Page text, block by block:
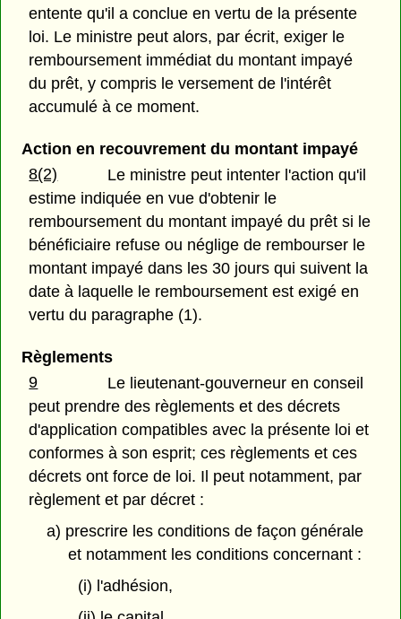
entente qu'il a conclue en vertu de la présente
loi. Le ministre peut alors, par écrit, exiger le
remboursement immédiat du montant impayé
du prêt, y compris le versement de l'intérêt
accumulé à ce moment.
Action en recouvrement du montant impayé
8(2)
Le ministre peut intenter l'action qu'il
estime indiquée en vue d'obtenir le
remboursement du montant impayé du prêt si le
bénéficiaire refuse ou néglige de rembourser le
montant impayé dans les 30 jours qui suivent la
date à laquelle le remboursement est exigé en
vertu du paragraphe (1).
Règlements
9
Le lieutenant-gouverneur en conseil
peut prendre des règlements et des décrets
d'application compatibles avec la présente loi et
conformes à son esprit; ces règlements et ces
décrets ont force de loi. Il peut notamment, par
règlement et par décret :
a) prescrire les conditions de façon générale
et notamment les conditions concernant :
(i) l'adhésion,